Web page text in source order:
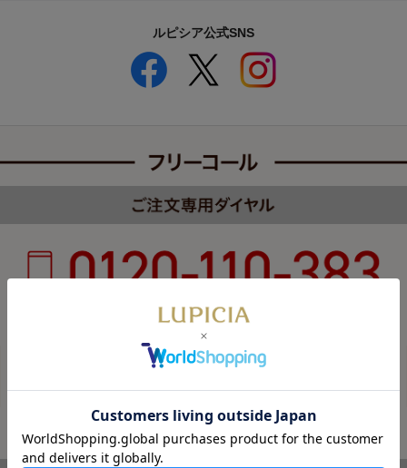
ルピシア公式SNS
カスタマーハラスメントについて